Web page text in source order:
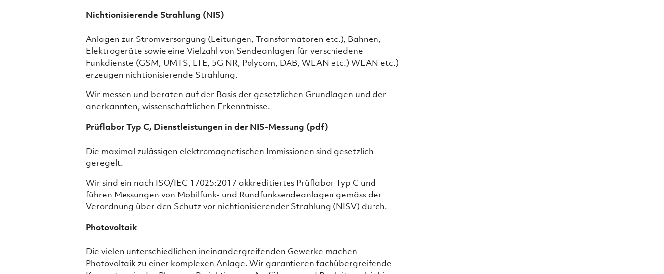
Nichtionisierende Strahlung (NIS)
Anlagen zur Stromversorgung (Leitungen, Transformatoren etc.), Bahnen,
Elektrogeräte sowie eine Vielzahl von Sendeanlagen für verschiedene
Funkdienste (GSM, UMTS, LTE, 5G NR, Polycom, DAB, WLAN etc.) WLAN etc.)
erzeugen nichtionisierende Strahlung.
Wir messen und beraten auf der Basis der gesetzlichen Grundlagen und der
anerkannten, wissenschaftlichen Erkenntnisse.
Prüflabor Typ C, Dienstleistungen in der NIS-Messung (pdf)
Die maximal zulässigen elektromagnetischen Immissionen sind gesetzlich
geregelt.
Wir sind ein nach ISO/IEC 17025:2017 akkreditiertes Prüflabor Typ C und
führen Messungen von Mobilfunk- und Rundfunksendeanlagen gemäss der
Verordnung über den Schutz vor nichtionisierender Strahlung (NISV) durch.
Photovoltaik
Die vielen unterschiedlichen ineinandergreifenden Gewerke machen
Photovoltaik zu einer komplexen Anlage. Wir garantieren fachübergreifende